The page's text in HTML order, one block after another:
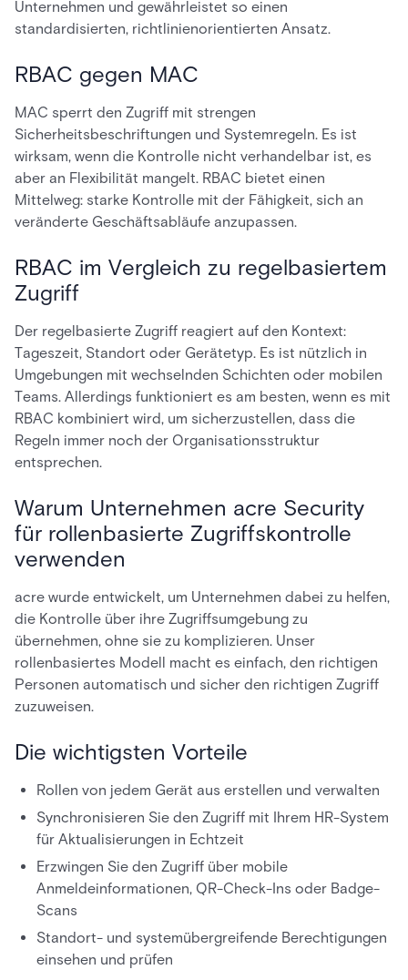
Unternehmen und gewährleistet so einen
standardisierten, richtlinienorientierten Ansatz.
RBAC gegen MAC
MAC sperrt den Zugriff mit strengen
Sicherheitsbeschriftungen und Systemregeln. Es ist
wirksam, wenn die Kontrolle nicht verhandelbar ist, es
aber an Flexibilität mangelt. RBAC bietet einen
Mittelweg: starke Kontrolle mit der Fähigkeit, sich an
veränderte Geschäftsabläufe anzupassen.
RBAC im Vergleich zu regelbasiertem
Zugriff
Der regelbasierte Zugriff reagiert auf den Kontext:
Tageszeit, Standort oder Gerätetyp. Es ist nützlich in
Umgebungen mit wechselnden Schichten oder mobilen
Teams. Allerdings funktioniert es am besten, wenn es mit
RBAC kombiniert wird, um sicherzustellen, dass die
Regeln immer noch der Organisationsstruktur
entsprechen.
Warum Unternehmen acre Security
für rollenbasierte Zugriffskontrolle
verwenden
acre wurde entwickelt, um Unternehmen dabei zu helfen,
die Kontrolle über ihre Zugriffsumgebung zu
übernehmen, ohne sie zu komplizieren. Unser
rollenbasiertes Modell macht es einfach, den richtigen
Personen automatisch und sicher den richtigen Zugriff
zuzuweisen.
Die wichtigsten Vorteile
Rollen von jedem Gerät aus erstellen und verwalten
Synchronisieren Sie den Zugriff mit Ihrem HR-System
für Aktualisierungen in Echtzeit
Erzwingen Sie den Zugriff über mobile
Anmeldeinformationen, QR-Check-Ins oder Badge-
Scans
Standort- und systemübergreifende Berechtigungen
einsehen und prüfen